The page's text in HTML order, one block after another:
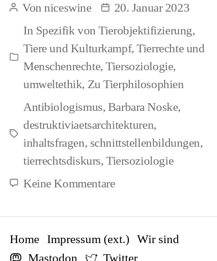
Zwei
Bewegungen
und
die
Mensch-
Tier-
Kontinuität:
Positionen,
Widersprüche
Beitragsautor
Vonniceswine Beitragsdatum
20. Januar 2023
Kategorien
In Spezifik von Tierobjektifizierung,
Tiere und Kulturkampf,Tierrechte und
Menschenrechte,Tiersoziologie,
umweltethik, Zu Tierphilosophien
Schlagwörter
Antibiologismus, Barbara Noske,
destruktiviaetsarchitekturen,
inhaltsfragen, schnittstellenbildungen,
tierrechtsdiskurs, Tiersoziologie
Keine Kommentarezu
Noske:
Zwei
Bewegungen
Home Impressum (ext.) Wir sind
Mastodon
Twitter